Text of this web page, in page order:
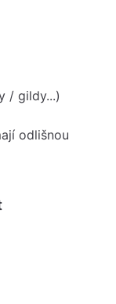
/ gildy...)
odlišnou